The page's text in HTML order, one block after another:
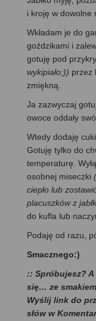
i kroję w dowolne
Wkładam je do
goździkami i
gotuję pod
wykipiało;)) przez
zmiękną.
Ja zazwyczaj
owoce oddały
Wtedy dodaję
Gotuję tylko do
temperaturę.
osobnej miseczki
ciepło lub
placuszków z
do kufla lub
Podaję od razu,
Smacznego:)
:: Spróbujesz?
się… ze
Wyślij link do
słów w